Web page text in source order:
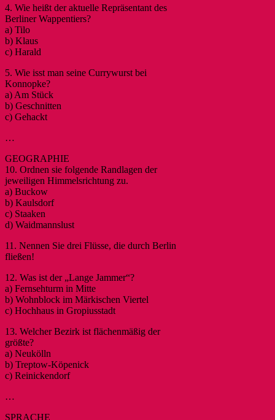
4. Wie heißt der aktuelle Repräsentant des
Berliner Wappentiers?
a) Tilo
b) Klaus
c) Harald
5. Wie isst man seine Currywurst bei
Konnopke?
a) Am Stück
b) Geschnitten
c) Gehackt
…
GEOGRAPHIE
10. Ordnen sie folgende Randlagen der
jeweiligen Himmelsrichtung zu.
a) Buckow
b) Kaulsdorf
c) Staaken
d) Waidmannslust
11. Nennen Sie drei Flüsse, die durch Berlin
fließen!
12. Was ist der „Lange Jammer“?
a) Fernsehturm in Mitte
b) Wohnblock im Märkischen Viertel
c) Hochhaus in Gropiusstadt
13. Welcher Bezirk ist flächenmäßig der
größte?
a) Neukölln
b) Treptow-Köpenick
c) Reinickendorf
…
SPRACHE